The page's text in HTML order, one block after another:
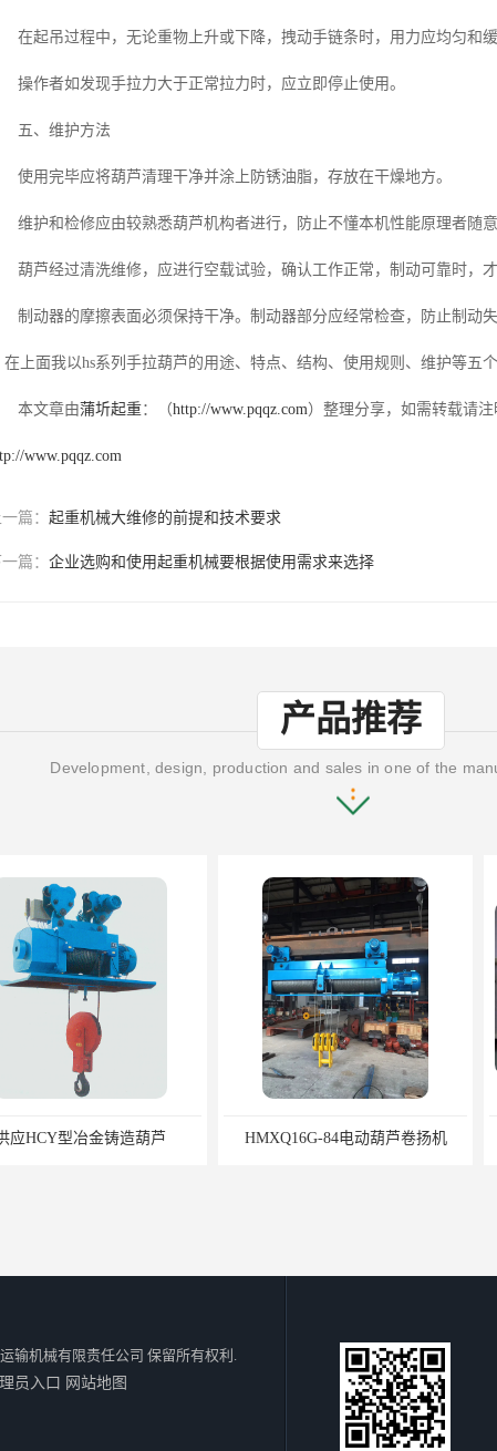
起吊过程中，无论重物上升或下降，拽动手链条时，用力应均匀和缓
作者如发现手拉力大于正常拉力时，应立即停止使用。
、维护方法
用完毕应将葫芦清理干净并涂上防锈油脂，存放在干燥地方。
护和检修应由较熟悉葫芦机构者进行，防止不懂本机性能原理者随意
芦经过清洗维修，应进行空载试验，确认工作正常，制动可靠时，才
动器的摩擦表面必须保持干净。制动器部分应经常检查，防止制动
上面我以hs系列手拉葫芦的用途、特点、结构、使用规则、维护等五
文章由蒲圻起重：（http://www.pqqz.com）整理分享，如需转载请注
www.pqqz.com
一篇： 起重机械大维修的前提和技术要求
一篇： 企业选购和使用起重机械要根据使用需求来选择
产品推荐
Development, design, production and sales in one of the
应HCY型冶金铸造葫芦 HMXQ16G-84电动葫芦卷扬机
输机械有限责任公司 保留所有权利.
员入口 网站地图